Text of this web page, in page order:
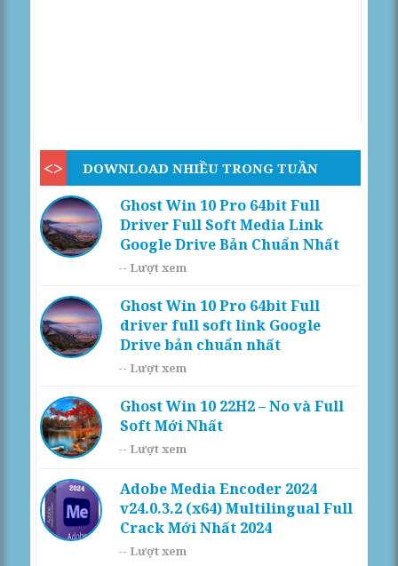
DOWNLOAD NHIỀU TRONG TUẦN
Ghost Win 10 Pro 64bit Full
Driver Full Soft Media Link
Google Drive Bản Chuẩn Nhất
-- Lượt xem
Ghost Win 10 Pro 64bit Full
driver full soft link Google
Drive bản chuẩn nhất
-- Lượt xem
Ghost Win 10 22H2 – No và Full
Soft Mới Nhất
-- Lượt xem
Adobe Media Encoder 2024
v24.0.3.2 (x64) Multilingual Full
Crack Mới Nhất 2024
-- Lượt xem